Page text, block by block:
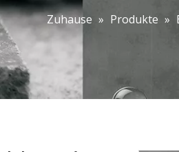
Zuhause » Produkte »